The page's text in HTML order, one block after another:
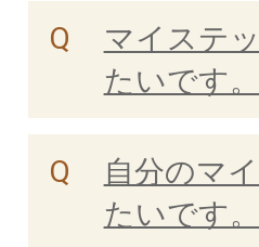
マイステ
たいです。
自分のマ
たいです。